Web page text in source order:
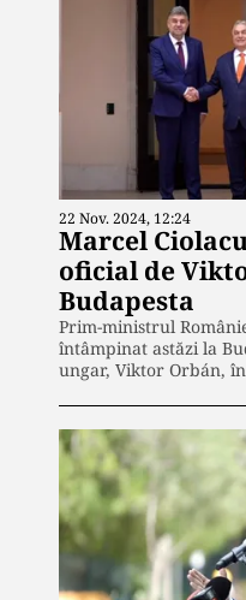
22 Nov. 2024, 12:24
Marcel
oficial de
Budapesta
Prim-ministrul
întâmpinat astăzi la
ungar, Viktor Orbán,